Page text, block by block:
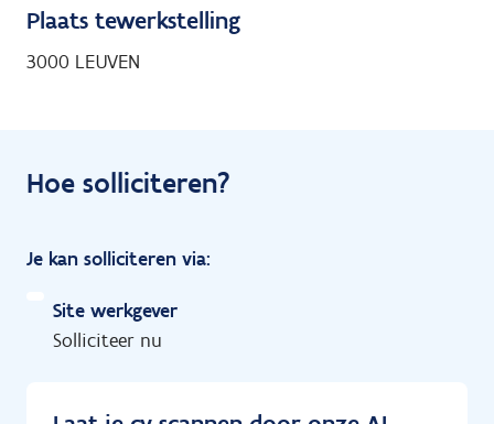
Plaats tewerkstelling
3000 LEUVEN
Hoe solliciteren?
Je kan solliciteren via:
Site werkgever
Solliciteer nu